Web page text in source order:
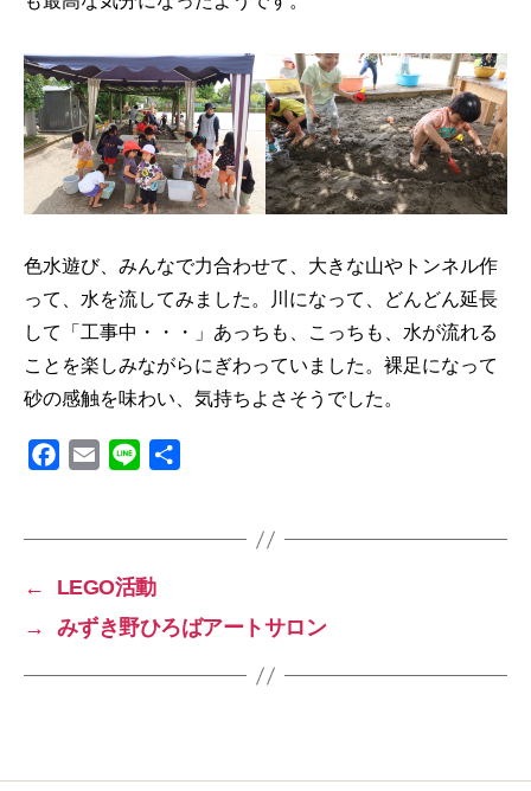
色水遊び、みんなで力合わせて、大きな山やトンネル作
って、水を流してみました。川になって、どんどん延長
して「工事中・・・」あっちも、こっちも、水が流れる
ことを楽しみながらにぎわっていました。裸足になって
砂の感触を味わい、気持ちよさそうでした。
e
b
o
i
l
e
←
LEGO活動
→
みずき野ひろばアートサロン